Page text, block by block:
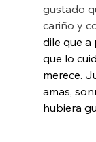
gustado
cariño y
dile que a
que lo
merece.
amas,
hubiera